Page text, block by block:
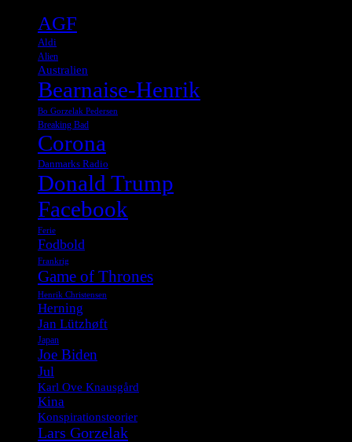
AGF
Aldi
Alien
Australien
Bearnaise-Henrik
Bo Gorzelak Pedersen
Breaking Bad
Corona
Danmarks Radio
Donald Trump
Facebook
Ferie
Fodbold
Frankrig
Game of Thrones
Henrik Christensen
Herning
Jan Lützhøft
Japan
Joe Biden
Jul
Karl Ove Knausgård
Kina
Konspirationsteorier
Lars Gorzelak